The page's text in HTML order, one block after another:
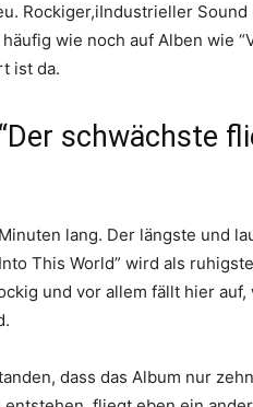
Rockiger,iIndustrieller
wie noch auf Alben wie
ist da.
schwächste
lang. Der längste und
This World” wird als
und vor allem fällt hier
dass das Album nur